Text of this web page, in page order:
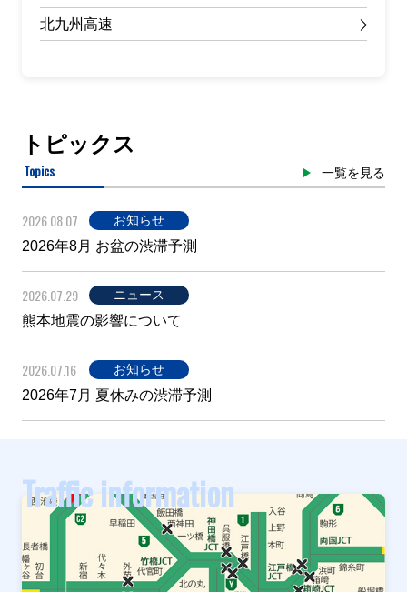
北九州高速
トピックス
Topics 一覧を見る
2026.08.07 お知らせ
2026年8月 お盆の渋滞予測
2026.07.29 ニュース
熊本地震の影響について
2026.07.16 お知らせ
2026年7月 夏休みの渋滞予測
Traffic information